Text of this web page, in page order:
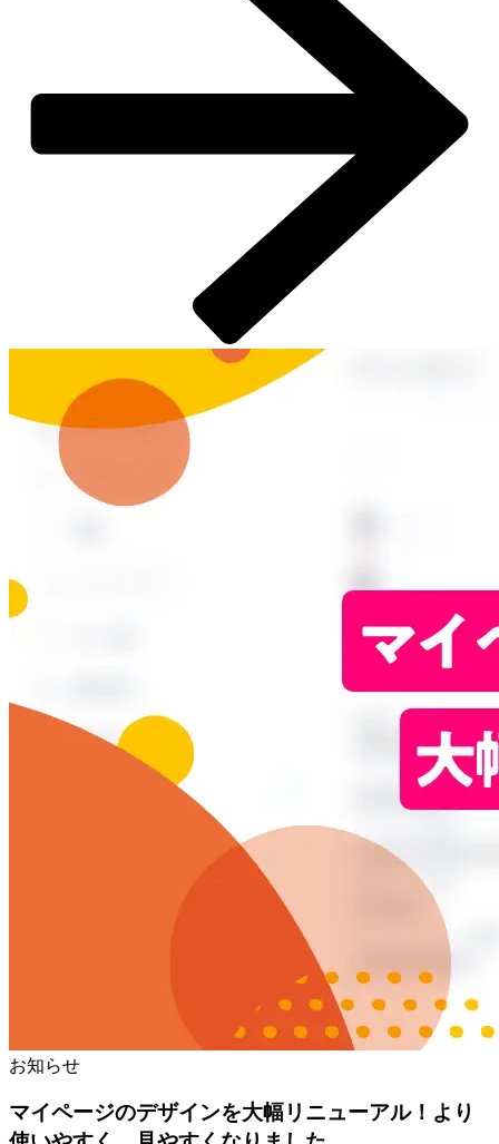
お知らせ
マイページのデザインを大幅リニューアル！より